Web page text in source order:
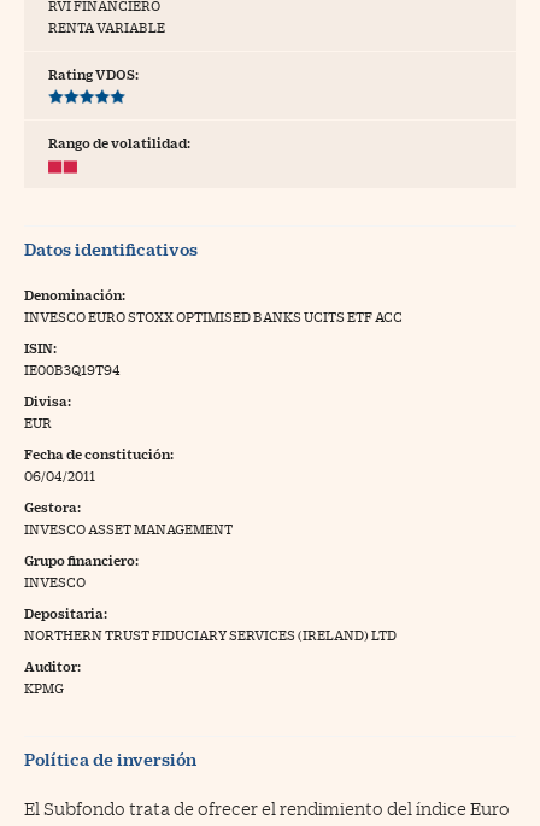
Pyme
Trading
a Cinco Días
RVI FINANCIERO
RENTA VARIABLE
Rating VDOS:
Rango de volatilidad:
Datos identificativos
Denominación:
INVESCO EURO STOXX OPTIMISED BANKS UCITS ETF ACC
ISIN:
IE00B3Q19T94
Divisa:
EUR
Fecha de constitución:
06/04/2011
Gestora:
INVESCO ASSET MANAGEMENT
Grupo financiero:
INVESCO
Depositaria:
NORTHERN TRUST FIDUCIARY SERVICES (IRELAND) LTD
Auditor:
KPMG
Política de inversión
El Subfondo trata de ofrecer el rendimiento del índice Euro